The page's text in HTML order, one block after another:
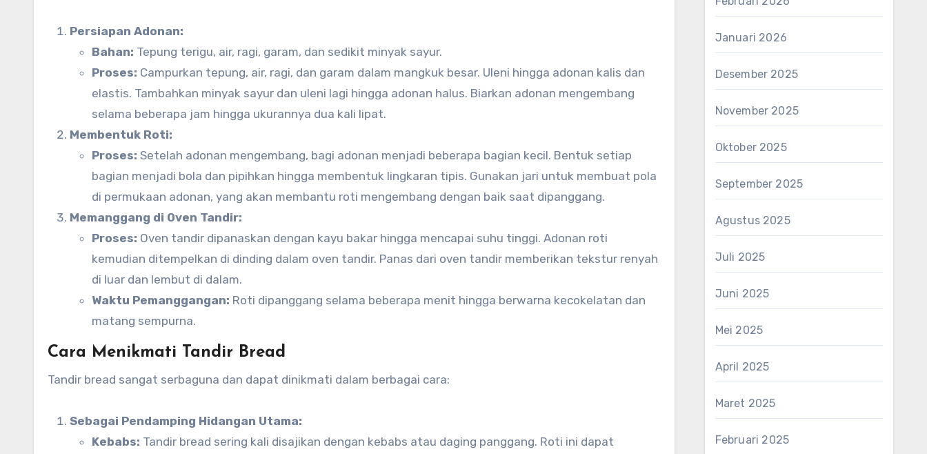
Persiapan Adonan:
Bahan: Tepung terigu, air, ragi, garam, dan sedikit minyak sayur.
Proses: Campurkan tepung, air, ragi, dan garam dalam mangkuk besar. Uleni hingga adonan kalis dan
elastis. Tambahkan minyak sayur dan uleni lagi hingga adonan halus. Biarkan adonan mengembang
selama beberapa jam hingga ukurannya dua kali lipat.
Membentuk Roti:
Proses: Setelah adonan mengembang, bagi adonan menjadi beberapa bagian kecil. Bentuk setiap
bagian menjadi bola dan pipihkan hingga membentuk lingkaran tipis. Gunakan jari untuk membuat pola
di permukaan adonan, yang akan membantu roti mengembang dengan baik saat dipanggang.
Memanggang di Oven Tandir:
Proses: Oven tandir dipanaskan dengan kayu bakar hingga mencapai suhu tinggi. Adonan roti
kemudian ditempelkan di dinding dalam oven tandir. Panas dari oven tandir memberikan tekstur renyah
di luar dan lembut di dalam.
Waktu Pemanggangan: Roti dipanggang selama beberapa menit hingga berwarna kecokelatan dan
matang sempurna.
Cara Menikmati Tandir Bread
Tandir bread sangat serbaguna dan dapat dinikmati dalam berbagai cara:
Sebagai Pendamping Hidangan Utama:
Kebabs: Tandir bread sering kali disajikan dengan kebabs atau daging panggang. Roti ini dapat
Januari 2026
Desember 2025
November 2025
Oktober 2025
September 2025
Agustus 2025
Juli 2025
Juni 2025
Mei 2025
April 2025
Maret 2025
Februari 2025